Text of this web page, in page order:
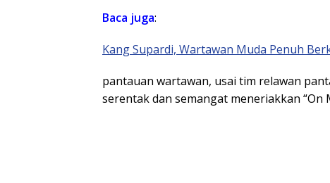
Baca juga:
Kang Supardi, Wartawan Muda Penuh
pantauan wartawan, usai tim relawan
serentak dan semangat meneriakkan “On